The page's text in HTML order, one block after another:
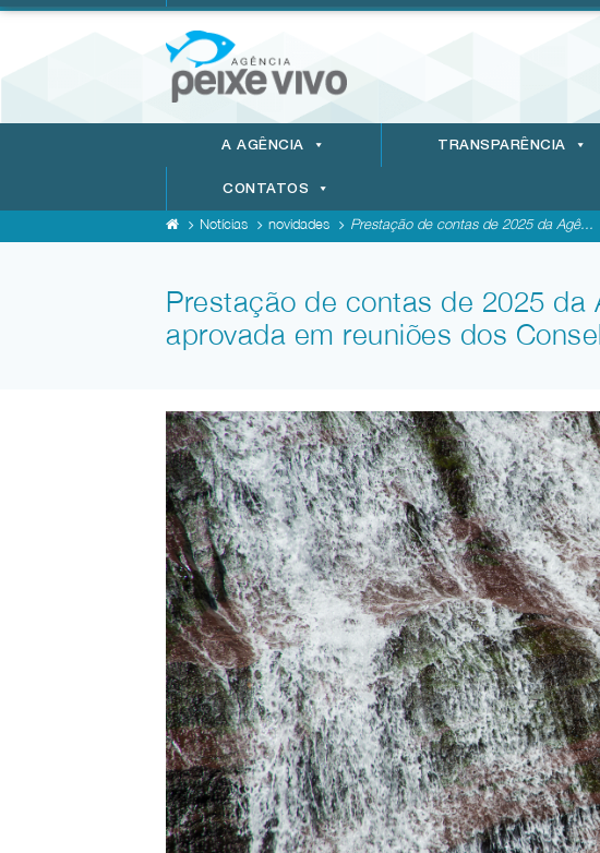
A AGÊNCIA TRANSPARÊNCIA
CONTATOS
Notícias novidades Prestação de contas de 2025 da Agê...
Prestação de contas de 2025 da
aprovada em reuniões dos